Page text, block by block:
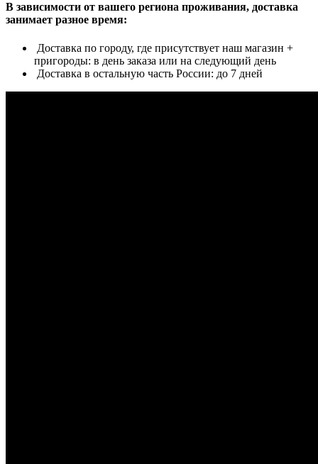
В зависимости от вашего региона проживания, доставка
занимает разное время:
Доставка по городу, где присутствует наш магазин +
пригороды: в день заказа или на следующий день
Доставка в остальную часть России: до 7 дней